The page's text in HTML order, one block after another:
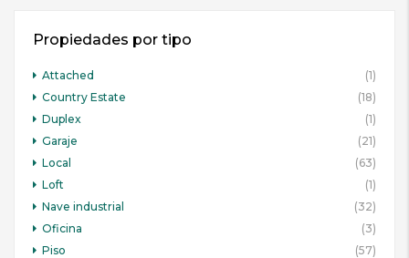
Propiedades por tipo
Attached
(1)
Country Estate
(18)
Duplex
(1)
Garaje
(21)
Local
(63)
Loft
(1)
Nave industrial
(32)
Oficina
(3)
Piso
(57)